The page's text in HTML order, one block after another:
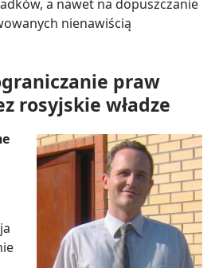
a nawet na dopuszczanie
nienawiścią
praw
rosyjskie władze